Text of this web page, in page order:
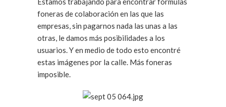
foneras de colaboración en las que las
empresas, sin pagarnos nada las unas a las
otras, le damos más posibilidades a los
usuarios. Y en medio de todo esto encontré
estas imágenes por la calle. Más foneras
imposible.